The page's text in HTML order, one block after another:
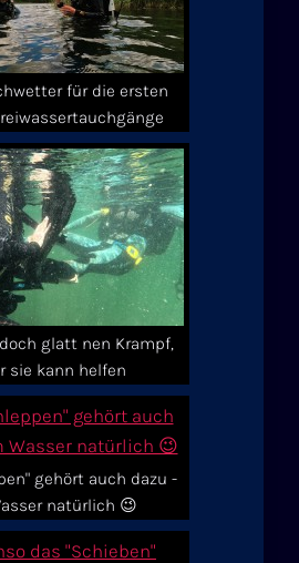
für die ersten
glatt nen Krampf,
sie kann helfen
gehört auch dazu -
natürlich 😉